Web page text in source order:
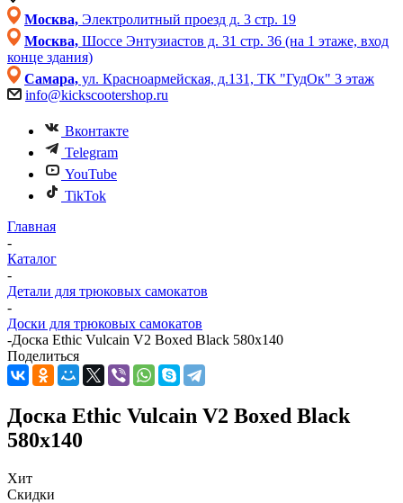
Москва, Электролитный проезд д. 3 стр. 19
Москва, Шоссе Энтузиастов д. 31 стр. 36 (на 1 этаже, вход
конце здания)
Самара, ул. Красноармейская, д.131, ТК "ГудОк" 3 этаж
info@kickscootershop.ru
Вконтакте
Telegram
YouTube
TikTok
Главная
-
Каталог
-
Детали для трюковых самокатов
-
Доски для трюковых самокатов
-Доска Ethic Vulcain V2 Boxed Black 580x140
Поделиться
Доска Ethic Vulcain V2 Boxed Black
580x140
Хит
Скидки